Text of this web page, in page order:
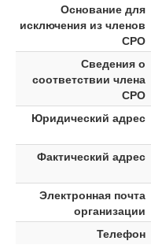
Основание для
исключения из членов
СРО
Сведения о
соответствии члена
СРО
Юридический адрес
Фактический адрес
Электронная почта
организации
Телефон